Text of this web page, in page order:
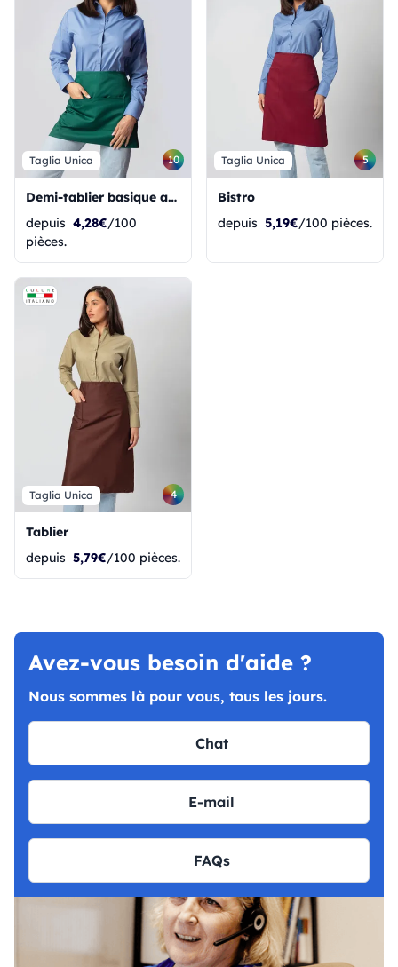
Taglia Unica 10
Demi-tablier basique avec poche
depuis 4,28€/100
pièces.
Taglia Unica 5
Bistro
depuis 5,19€/100 pièces.
Taglia Unica 4
Tablier
depuis 5,79€/100 pièces.
Avez-vous besoin d'aide ?
Nous sommes là pour vous, tous les jours.
Chat
E-mail
FAQs